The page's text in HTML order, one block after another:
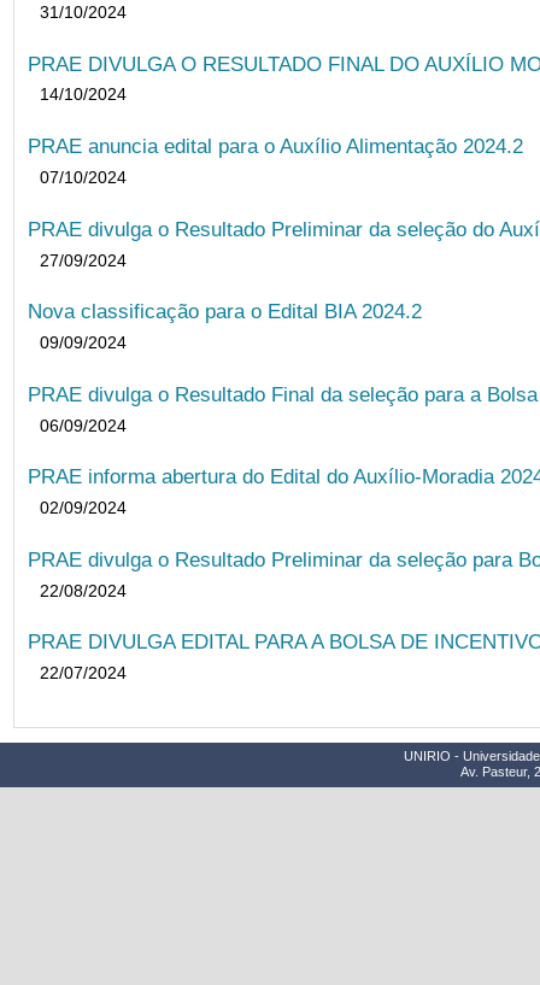
31/10/2024
PRAE DIVULGA O RESULTADO FINAL DO AUXÍLIO
14/10/2024
PRAE anuncia edital para o Auxílio Alimentação 2024.2
07/10/2024
PRAE divulga o Resultado Preliminar da seleção do
27/09/2024
Nova classificação para o Edital BIA 2024.2
09/09/2024
PRAE divulga o Resultado Final da seleção para a
06/09/2024
PRAE informa abertura do Edital do Auxílio-Moradia
02/09/2024
PRAE divulga o Resultado Preliminar da seleção para
22/08/2024
PRAE DIVULGA EDITAL PARA A BOLSA DE
22/07/2024
UNIRIO -
Av. Pasteur,